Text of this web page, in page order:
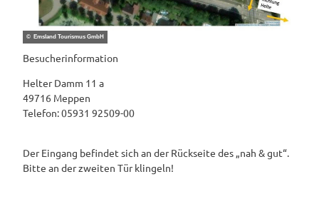
© Emsland Tourismus GmbH
Besucherinformation
Helter Damm 11 a
49716 Meppen
Telefon: 05931 92509-00
Der Eingang befindet sich an der Rückseite des „nah & gut“.
Bitte an der zweiten Tür klingeln!